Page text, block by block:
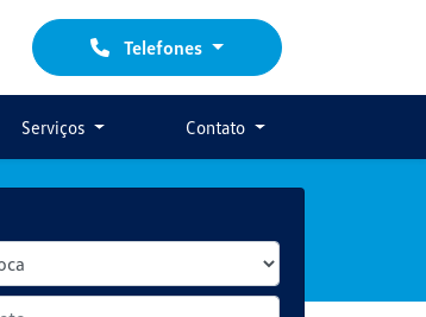
Telefones
Serviços Contato